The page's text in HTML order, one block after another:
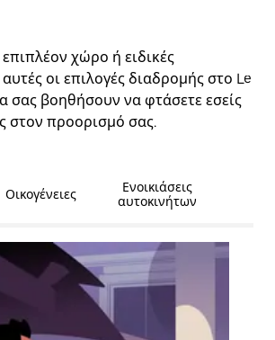
χώρο ή ειδικές
οι επιλογές διαδρομής στο Le
σας βοηθήσουν να φτάσετε εσείς
στον προορισμό σας.
Οικογένειες
Ενοικιάσεις
αυτοκινήτων